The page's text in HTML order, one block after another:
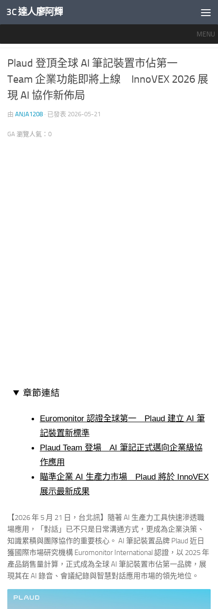
內文下方
3C 達人廖阿輝
MENU
0
Plaud 登頂全球 AI 筆記裝置市佔第一
Team 企業功能即將上線 InnoVEX 2026 展
現 AI 協作新佈局
由 ANJA1208 · 已發表 2026-05-21
GA 瀏覽人氣：0
章節連結
Euromonitor 認證全球第一 Plaud 建立 AI 筆
記裝置新標準
Plaud Team 登場 AI 筆記正式邁向企業級協
作應用
瞄準企業 AI 生產力市場 Plaud 將於 InnoVEX
展示最新成果
【2026 年 5 月 21 日，台北訊】隨著 AI 生產力工具快速滲透職
場應用，「對話」已不只是日常溝通方式，更成為企業決策、
知識累積與團隊協作的重要核心。 AI 筆記裝置品牌 Plaud 近日
獲國際市場研究機構 Euromonitor International 認證，以 2025 年
產品銷售量計算，正式成為全球 AI 筆記裝置市佔第一品牌，展
現其在 AI 錄音、會議紀錄與智慧對話應用市場的領先地位。